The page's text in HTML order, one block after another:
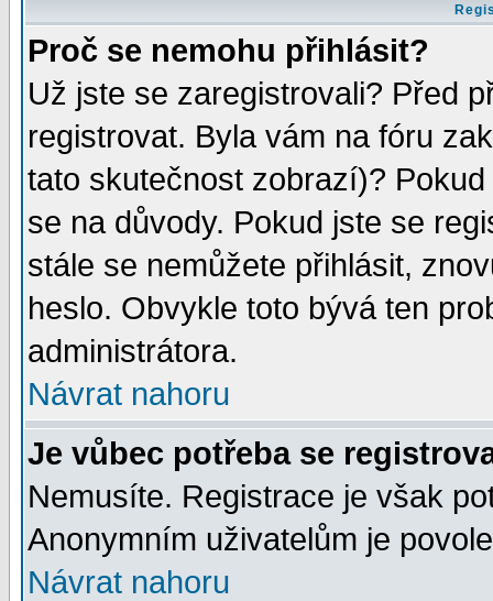
Proč se nemohu přihlásit?
Už jste se zaregistrovali? Před
registrovat. Byla vám na fóru
tato skutečnost zobrazí)?
se na důvody. Pokud jste se
stále se nemůžete přihlásit,
heslo. Obvykle toto bývá ten
administrátora.
Návrat nahoru
Je vůbec potřeba se
Nemusíte. Registrace je však
Anonymním uživatelům je
Návrat nahoru